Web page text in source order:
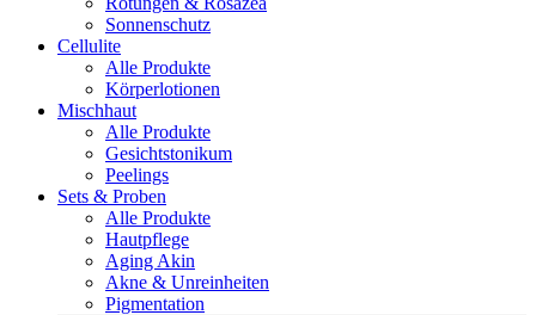
Sonnenschutz
Cellulite
Alle Produkte
Körperlotionen
Mischhaut
Alle Produkte
Gesichtstonikum
Peelings
Sets & Proben
Alle Produkte
Hautpflege
Aging Akin
Akne & Unreinheiten
Pigmentation